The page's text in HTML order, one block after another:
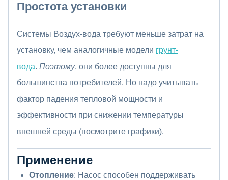
Простота установки
Системы Воздух-вода требуют меньше затрат на
установку, чем аналогичные модели грунт-
вода. Поэтому, они более доступны для
большинства потребителей. Но надо учитывать
фактор падения тепловой мощности и
эффективности при снижении температуры
внешней среды (посмотрите графики).
Применение
Отопление: Насос способен поддерживать